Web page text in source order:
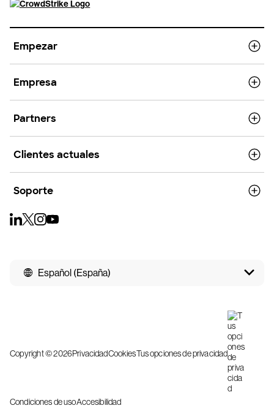
Empezar
Empresa
Partners
Clientes actuales
Soporte
Español (España)
Copyright © 2026PrivacidadCookiesTus opciones de privacidad
Condiciones de usoAccesibilidad